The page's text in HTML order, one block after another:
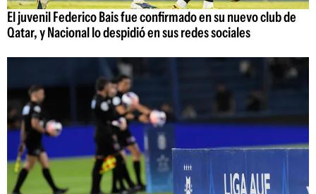
El juvenil Federico Bais fue confirmado en su nuevo club de
Qatar, y Nacional lo despidió en sus redes sociales